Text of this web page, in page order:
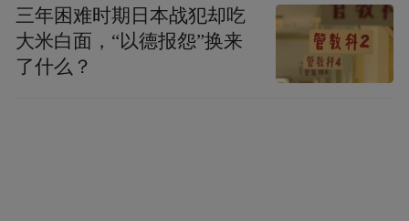
三年困难时期日本战犯却吃
大米白面，“以德报怨”换来
了什么？